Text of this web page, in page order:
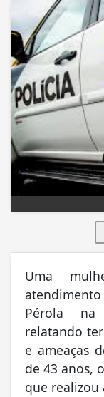
Uma
Pérola na
relatando
e ameaças
de 43 anos,
que realizou